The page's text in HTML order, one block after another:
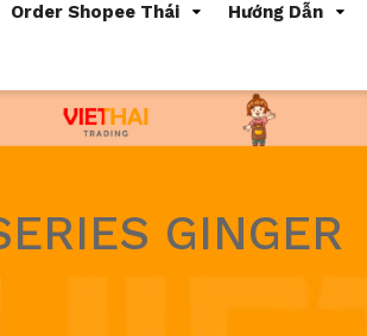
Order Shopee Thái Hướng Dẫn
GINGER